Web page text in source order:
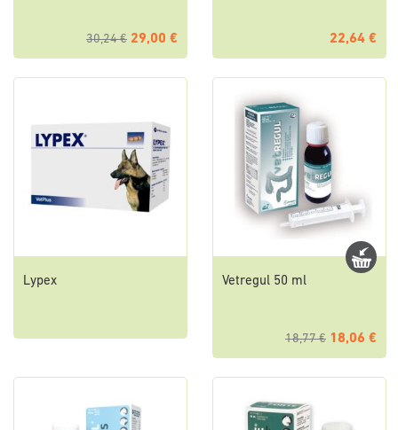
30,24 € 29,00 € 22,64 €
Lypex Vetregul 50 ml
18,77 € 18,06 €